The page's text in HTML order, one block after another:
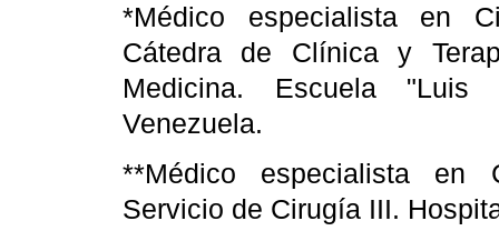
*Médico especialista en
Cátedra de Clínica y
Medicina. Escuela "Luis
Venezuela.
**Médico especialista en
Servicio de Cirugía III.